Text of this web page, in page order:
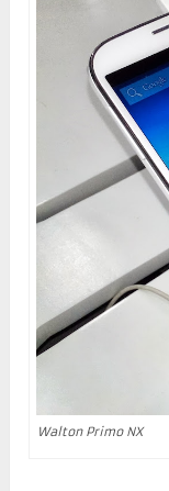
Walton Primo NX